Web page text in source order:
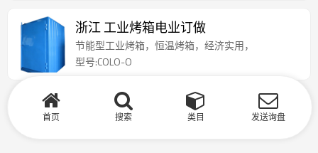
浙江 工业烤箱电业订做
节能型工业烤箱，恒温烤箱，经济实用，
型号:COLO-O
首页 搜索 类目 发送询盘